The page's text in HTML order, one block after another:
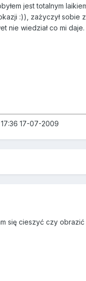
jest totalnym
:)), zażyczył
nie wiedział co mi daje.
17-07-2009
się cieszyć czy obrazić